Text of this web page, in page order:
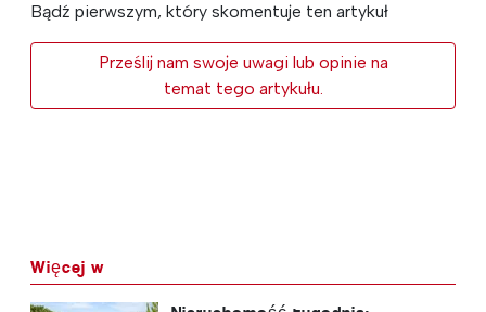
Bądź pierwszym, który skomentuje ten artykuł
Prześlij nam swoje uwagi lub opinie na
temat tego artykułu.
Więcej w